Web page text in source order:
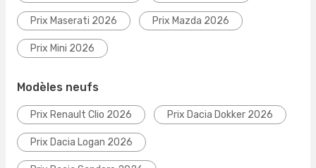
Prix Maserati 2026 Prix Mazda 2026
Prix Mini 2026
Modèles neufs
Prix Renault Clio 2026 Prix Dacia Dokker 2026
Prix Dacia Logan 2026